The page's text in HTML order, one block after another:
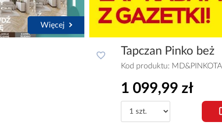
Więcej
Tapczan Pinko beż
Kod produktu:
1 099,99 zł